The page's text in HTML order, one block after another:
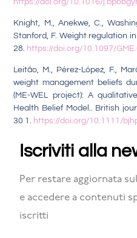
https://doi.org/10.1016/
Knight, M., Anekwe, C.,
Stanford, F. Weight regulation
28. https://doi.org/10.1097/
Leitão, M., Pérez-López, F.,
weight management beliefs
(ME-WEL project): A
Health Belief Model.. British
30 1. https://doi.org/10.1111/
Iscriviti alla
Per restare aggiornata
e accedere a contenuti
iscritti